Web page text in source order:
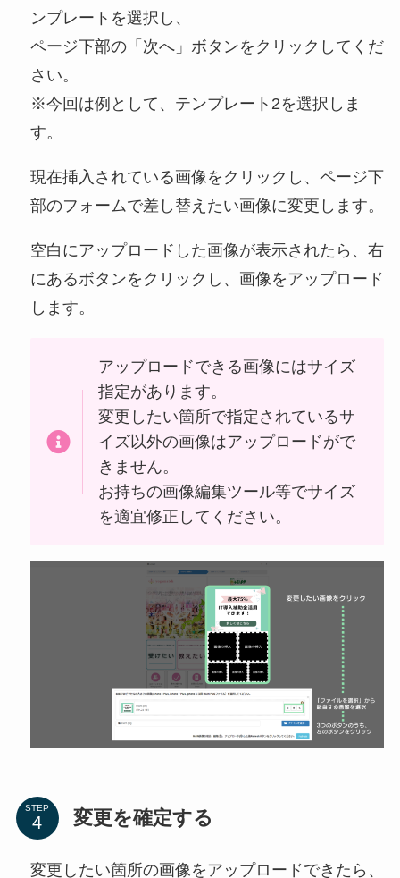
ンプレートを選択し、
ページ下部の「次へ」ボタンをクリックしてくだ
さい。
※今回は例として、テンプレート2を選択しま
す。
現在挿入されている画像をクリックし、ページ下
部のフォームで差し替えたい画像に変更します。
空白にアップロードした画像が表示されたら、右
にあるボタンをクリックし、画像をアップロード
します。
アップロードできる画像にはサイズ
指定があります。
変更したい箇所で指定されているサ
イズ以外の画像はアップロードがで
きません。
お持ちの画像編集ツール等でサイズ
を適宜修正してください。
STEP 変更を確定する
変更したい箇所の画像をアップロードできたら、